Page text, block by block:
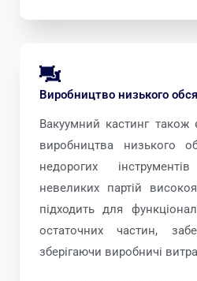
Виробництво низького
Вакуумний кастинг
виробництва низького
недорогих
невеликих партій
підходить для
остаточних частин,
зберігаючи виробничі